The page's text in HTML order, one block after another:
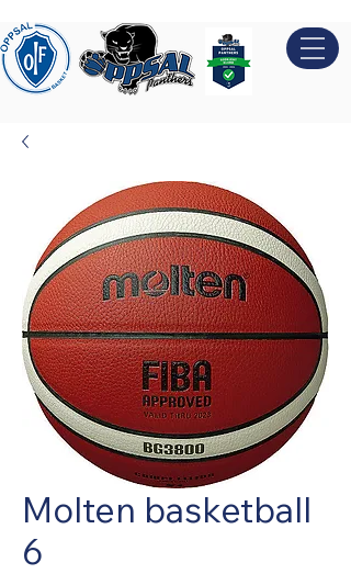
Molten basketball
6